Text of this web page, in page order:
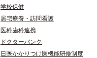
学校保健
居宅療養・訪問看護
医科歯科連携
ドクターバンク
日医かかりつけ医機能研修制度